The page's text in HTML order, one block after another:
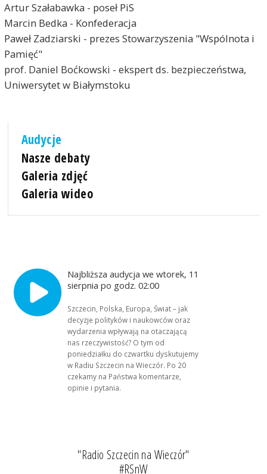
Artur Szałabawka - poseł PiS
Marcin Bedka - Konfederacja
Paweł Zadziarski - prezes Stowarzyszenia "Wspólnota i
Pamięć"
prof. Daniel Boćkowski - ekspert ds. bezpieczeństwa,
Uniwersytet w Białymstoku
Audycje
Nasze debaty
Galeria zdjęć
Galeria wideo
Najbliższa audycja we wtorek, 11
sierpnia po godz. 02:00
Szczecin, Polska, Europa, Świat – jak
decyzje polityków i naukowców oraz
wydarzenia wpływają na otaczającą
nas rzeczywistość? O tym od
poniedziałku do czwartku dyskutujemy
w Radiu Szczecin na Wieczór. Po 20
czekamy na Państwa komentarze,
opinie i pytania.
"Radio Szczecin na Wieczór"
#RSnW